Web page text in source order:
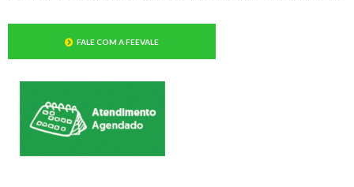
FALE COM A FEEVALE